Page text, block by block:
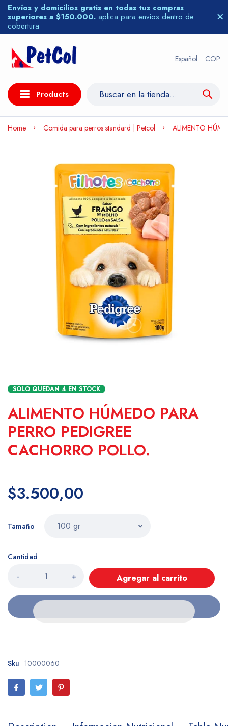
Envíos y domicilios gratis en todas tus compras
superiores a $150.000. aplica para envios dentro de
cobertura
Español COP
Products
Home Comida para perros standard | Petcol ALIMENTO
SOLO QUEDAN 4 EN STOCK
ALIMENTO HÚMEDO PARA
PERRO PEDIGREE
CACHORRO POLLO.
$3.500,00
Tamaño
Cantidad
- + Agregar al carrito
Sku 10000060